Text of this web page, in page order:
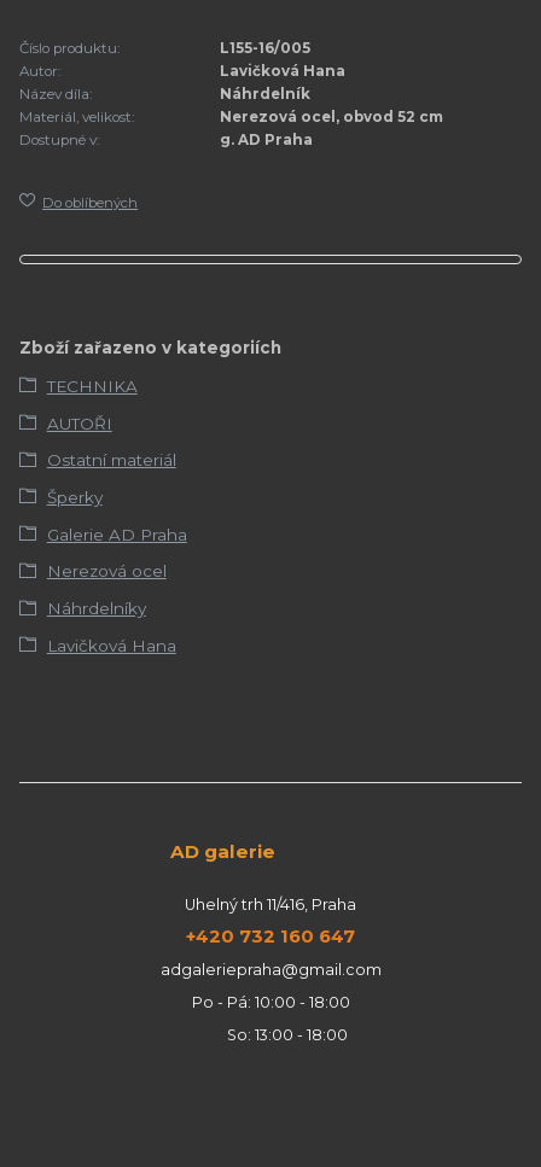
Číslo produktu:
L155-16/005
Autor:
Lavičková Hana
Název díla:
Náhrdelník
Materiál, velikost:
Nerezová ocel, obvod 52 cm
Dostupné v:
g. AD Praha
Do oblíbených
Zboží zařazeno v kategoriích
TECHNIKA
AUTOŘI
Ostatní materiál
Šperky
Galerie AD Praha
Nerezová ocel
Náhrdelníky
Lavičková Hana
AD galerie
Uhelný trh 11/416, Praha
+420 732 160 647
adgaleriepraha@gmail.com
Po - Pá: 10:00 - 18:00
So: 13:00 - 18:00